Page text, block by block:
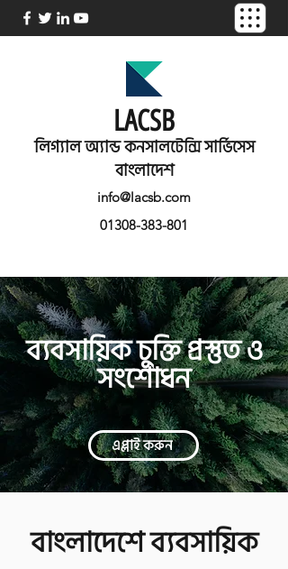
LACSB
লিগ্যাল অ্যান্ড কনসালটেন্সি সার্ভিসেস
বাংলাদেশ
info@lacsb.com
01308-383-801
ব্যবসায়িক চুক্তি প্রস্তুত ও
সংশোধন
এপ্লাই করুন
বাংলাদেশে ব্যবসায়িক